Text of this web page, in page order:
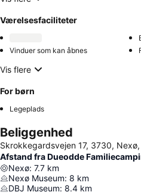
Værelsesfaciliteter
Vinduer som kan åbnes
Vis flere
For børn
Legeplads
Beliggenhed
Skrokkegardsvejen 17, 3730,
Afstand fra Dueodde
Nexø: 7.7 km
Nexø Museum: 8 km
DBJ Museum: 8.4 km